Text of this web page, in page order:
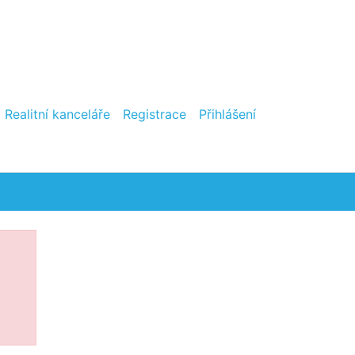
Realitní kanceláře Registrace Přihlášení